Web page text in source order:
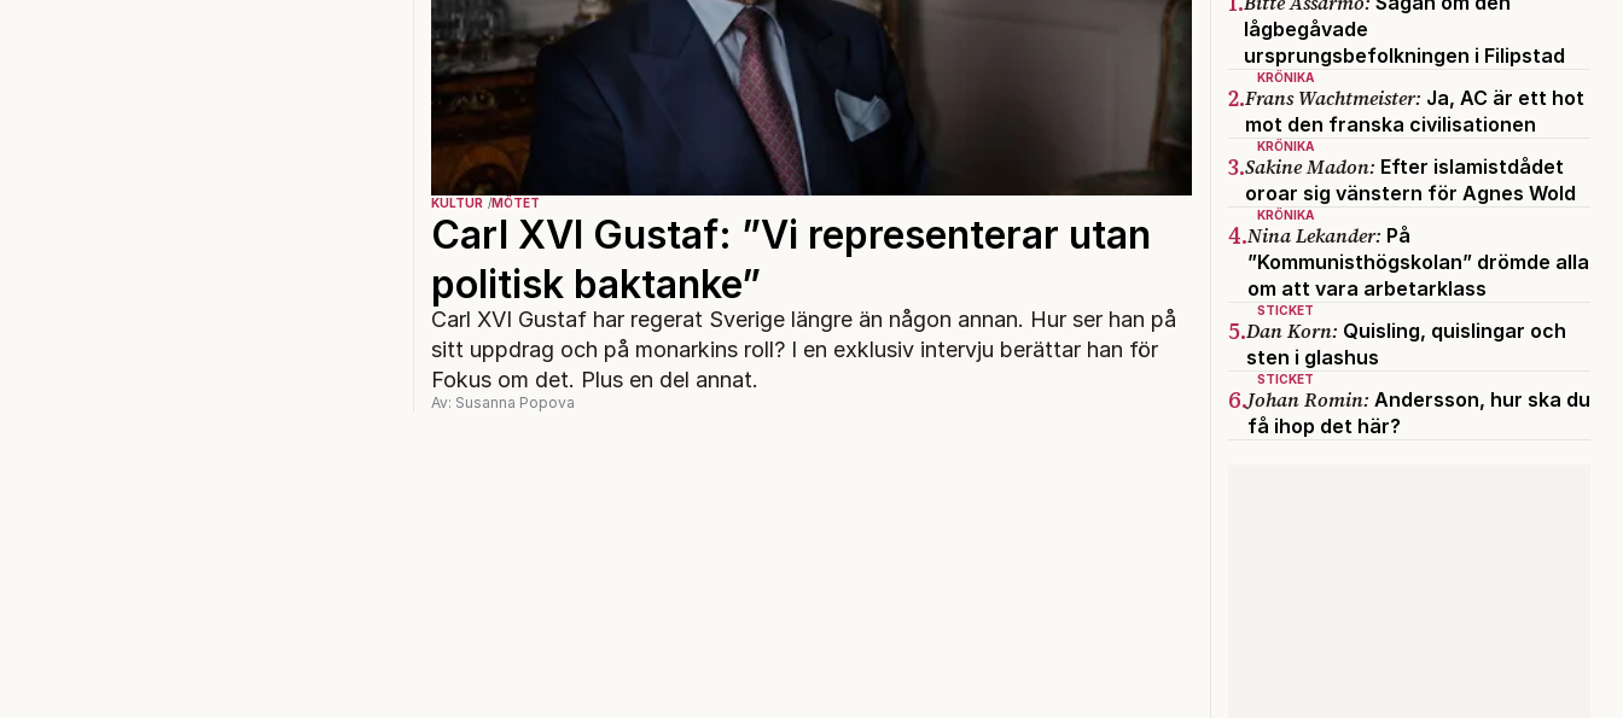
KULTUR MÖTET
Carl XVI Gustaf: ”Vi representerar utan
politisk baktanke”
Carl XVI Gustaf har regerat Sverige längre än någon annan. Hur ser han på
sitt uppdrag och på monarkins roll? I en exklusiv intervju berättar han för
Fokus om det. Plus en del annat.
Av: Susanna Popova
lågbegåvade
ursprungsbefolkningen i Filipstad
KRÖNIKA
2.Frans Wachtmeister: Ja, AC är ett hot
mot den franska civilisationen
KRÖNIKA
3.Sakine Madon: Efter islamistdådet
oroar sig vänstern för Agnes Wold
KRÖNIKA
4.Nina Lekander: På
”Kommunisthögskolan” drömde alla
om att vara arbetarklass
STICKET
5.Dan Korn: Quisling, quislingar och
sten i glashus
STICKET
6.Johan Romin: Andersson, hur ska du
få ihop det här?